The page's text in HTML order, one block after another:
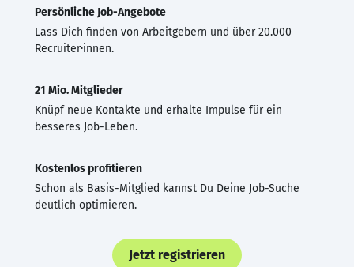
Persönliche Job-Angebote
Lass Dich finden von Arbeitgebern und über 20.000
Recruiter·innen.
21 Mio. Mitglieder
Knüpf neue Kontakte und erhalte Impulse für ein
besseres Job-Leben.
Kostenlos profitieren
Schon als Basis-Mitglied kannst Du Deine Job-Suche
deutlich optimieren.
Jetzt registrieren